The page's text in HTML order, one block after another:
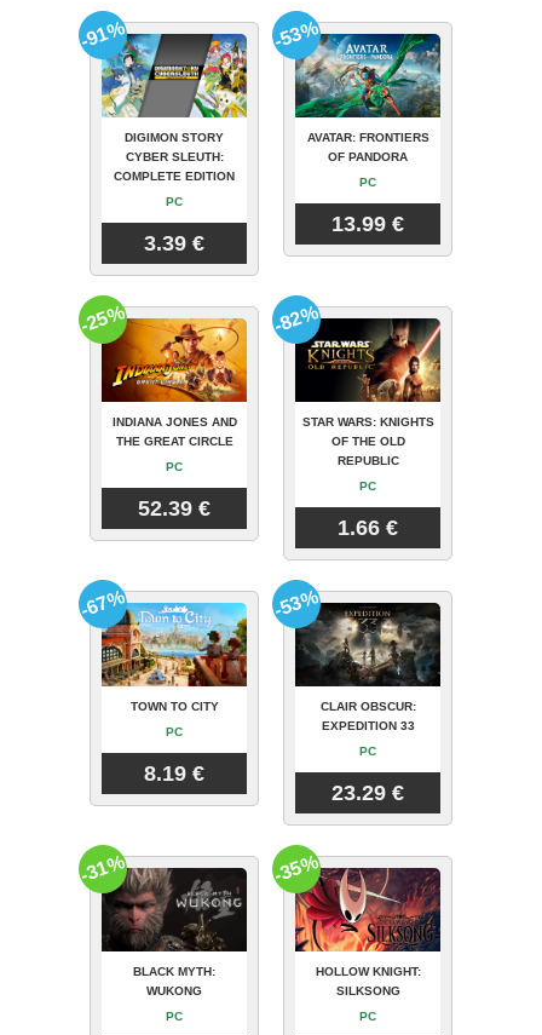
DIGIMON STORY
CYBER SLEUTH:
COMPLETE EDITION
PC
3.39 €
-91%
AVATAR: FRONTIERS
OF PANDORA
PC
13.99 €
-53%
INDIANA JONES AND
THE GREAT CIRCLE
PC
52.39 €
-25%
STAR WARS: KNIGHTS
OF THE OLD
REPUBLIC
PC
1.66 €
-82%
TOWN TO CITY
PC
8.19 €
-67%
CLAIR OBSCUR:
EXPEDITION 33
PC
23.29 €
-53%
BLACK MYTH:
WUKONG
PC
-31%
HOLLOW KNIGHT:
SILKSONG
PC
-35%